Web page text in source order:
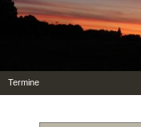
Termine